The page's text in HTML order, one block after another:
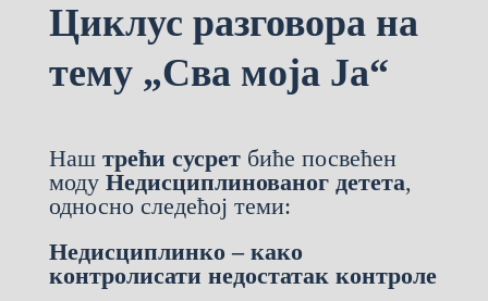
Циклус разговора на
тему „Сва моја Ја“
Наш трећи сусретбиће посвећен
модуНедисциплинованог детета,
односно следећој теми:
Недисциплинко – како
контролисати недостатак контроле